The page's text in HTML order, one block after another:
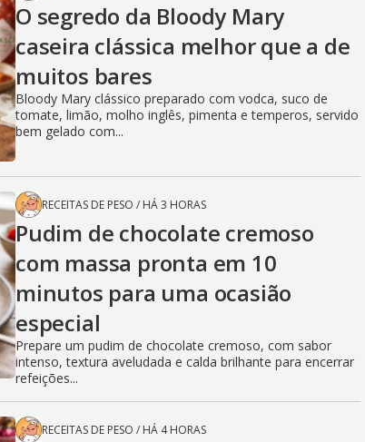
O segredo da Bloody Mary
caseira clássica melhor que a de
muitos bares
Bloody Mary clássico preparado com vodca, suco de
tomate, limão, molho inglês, pimenta e temperos, servido
bem gelado com...
RECEITAS DE PESO / HÁ 3 HORAS
Pudim de chocolate cremoso
com massa pronta em 10
minutos para uma ocasião
especial
Prepare um pudim de chocolate cremoso, com sabor
intenso, textura aveludada e calda brilhante para encerrar
refeições...
RECEITAS DE PESO / HÁ 4 HORAS